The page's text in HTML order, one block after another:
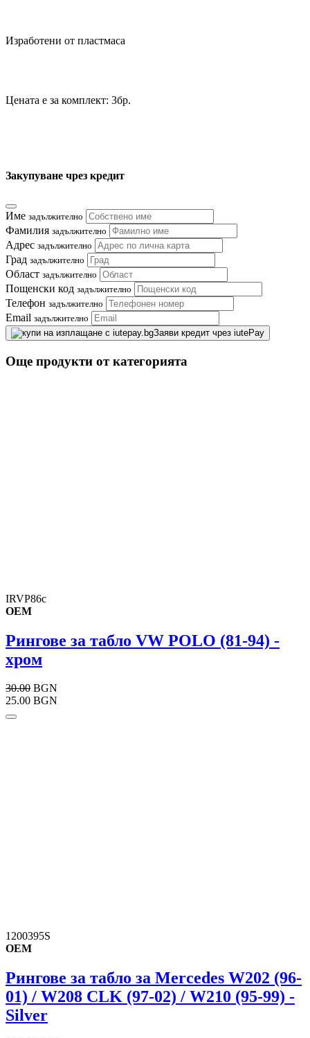
Изработени от пластмаса
Цената е за комплект: 3бр.
Закупуване чрез кредит
Име задължително
Фамилия задължително
Адрес задължително
Град задължително
Област задължително
Пощенски код задължително
Телефон задължително
Email задължително
Заяви кредит чрез iutePay
Още продукти от категорията
IRVP86c
OEM
Рингове за табло VW POLO (81-94) -
хром
30.00 BGN
25.00 BGN
1200395S
OEM
Рингове за табло за Mercedes W202 (96-
01) / W208 CLK (97-02) / W210 (95-99) -
Silver